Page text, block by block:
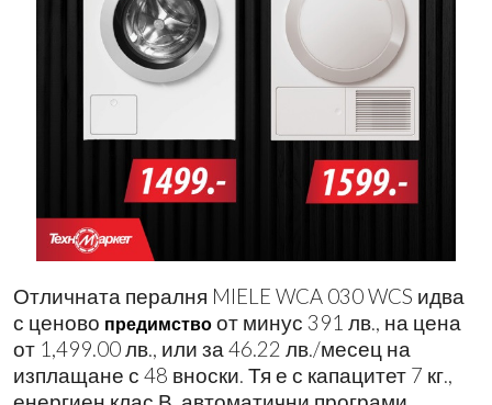
Отличната пералня MIELE WCA 030 WCS идва
с ценово предимство от минус 391 лв., на цена
от 1,499.00 лв., или за 46.22 лв./месец на
изплащане с 48 вноски. Тя е с капацитет 7 кг.,